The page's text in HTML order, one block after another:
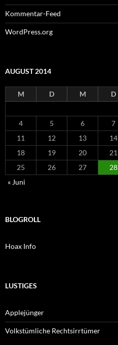
Kommentar-Feed
WordPress.org
AUGUST 2014
M D M D
4
5 6 7
11
12 13 14
18
19 20 21
25
26 27 28
« Juni
BLOGROLL
Hoax Info
LUSTIGES
Applejünger
Volkstümliche Rechtsirrtümer